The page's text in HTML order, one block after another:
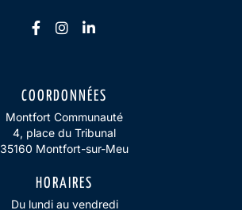
Lien vers le compte Facebook
Lien vers le compte
Lien vers le compte
COORDONNÉES
Montfort Communauté
4, place du Tribunal
35160 Montfort-sur-Meu
HORAIRES
Du lundi au vendredi